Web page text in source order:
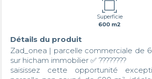
Superficie
600 m2
Détails du produit
Zad_onea | parcelle commerciale de
sur hicham immobilier ✅ ????????
saisissez cette opportunité